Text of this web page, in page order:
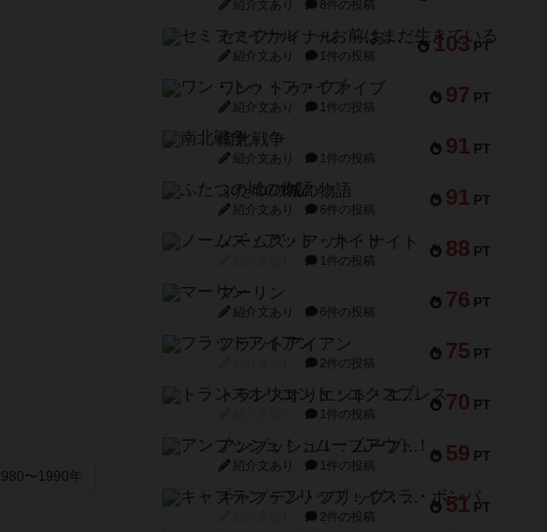
〜1990年
紹介文あり 8件の投稿
103 PT
セミファイナル ～お前はまだ生きている～
紹介文あり 1件の投稿
97 PT
ワン・トゥ・ファイブ
紹介文あり 1件の投稿
91 PT
南北戦争
紹介文あり 1件の投稿
91 PT
ふたつの城の物語
紹介文あり 6件の投稿
88 PT
ノームズ・アット・ナイト
1件の投稿
76 PT
マーリン
紹介文あり 6件の投稿
75 PT
フラットアイアン
2件の投稿
70 PT
トランスオリエント・エクスプレス
1件の投稿
59 PT
アンブッシュ！：ムーブアウト！
紹介文あり 1件の投稿
51 PT
キャプテン・フリップ：イスラ・ボンバ
2件の投稿